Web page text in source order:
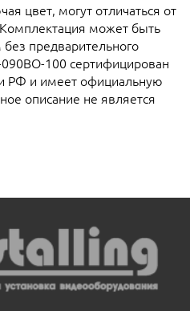
цвет, могут отличаться от
может быть
предварительного
100 сертифицирован
РФ и имеет официальную
описание не является